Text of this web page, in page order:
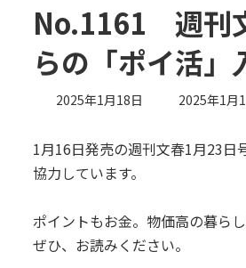
No.1161 週刊
らの「ポイ活」
2025年1月18日
最
新
2025年1月
1月16日発売の週刊文春1月23日
協力しています。
ポイントもお金。物価高の暮ら
ぜひ、お読みください。